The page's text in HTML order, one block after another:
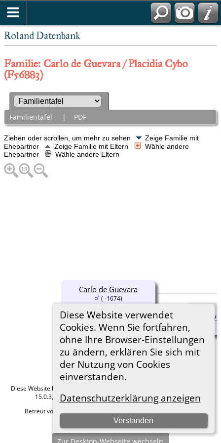
Roland Datenbank
Diese Website verwendet
Cookies. Wenn Sie fortfahren,
ohne Ihre Browser-Einstellungen
zu ändern, erklären Sie sich mit
der Nutzung von Cookies
einverstanden.
Datenschutzerklärung anzeigen
Verstanden
Familie: Carlo de Guevara / Placidia Cybo
(F56883)
Familientafel | PDF
Ziehen oder scrollen, um mehr zu sehen
Zeige Familie mit
Ehepartner
Zeige Familie mit Eltern
Wähle andere
Ehepartner
Wähle andere Eltern
Carlo de Guevara
( -1674)
Diese Website läuft mit
15.0.3, programmiert von Darrin Lythgoe © 2001-2026.
Betreut von
Hier geht es zum Impressum